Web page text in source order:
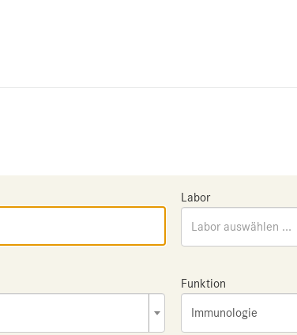
Labor
Labor auswählen ...
Funktion
Immunologie